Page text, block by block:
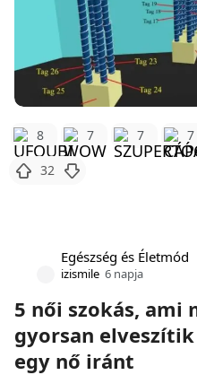
8 7 7 7
32
Egészség és Életmód
izismile 6 napja
5 női szokás,
gyorsan
egy nő iránt